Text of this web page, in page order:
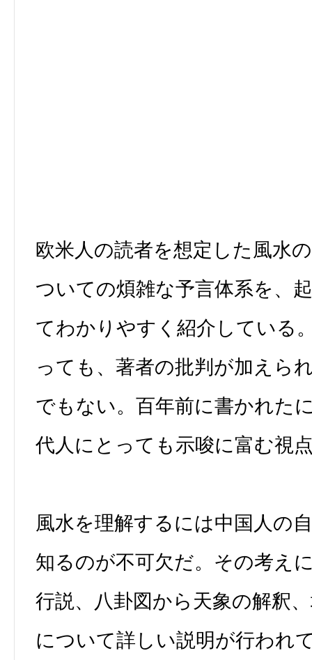
欧米人の読者を想定した風水
ついての煩雑な予言体系を、
てわかりやすく紹介している
っても、著者の批判が加えら
でもない。百年前に書かれた
代人にとっても示唆に富む視
風水を理解するには中国人の
知るのが不可欠だ。その考え
行説、八卦図から天象の解釈
について詳しい説明が行われ